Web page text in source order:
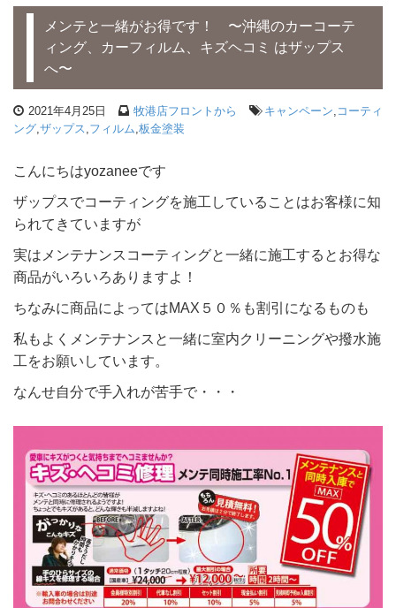
メンテと一緒がお得です！ 〜沖縄のカーコーテ
ィング、カーフィルム、キズヘコミ はザップス
へ〜
2021年4月25日 牧港店フロントから キャンペーン コーティ
ング ザップス フィルム 板金塗装
こんにちはyozaneeです
ザップスでコーティングを施工していることはお客様に知
られてきていますが
実はメンテナンスコーティングと一緒に施工するとお得な
商品がいろいろありますよ！
ちなみに商品によってはMAX５０％も割引になるものも
私もよくメンテナンスと一緒に室内クリーニングや撥水施
工をお願いしています。
なんせ自分で手入れが苦手で・・・